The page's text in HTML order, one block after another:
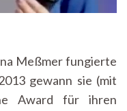
Meßmer fungierte
gewann sie (mit
Award für ihren